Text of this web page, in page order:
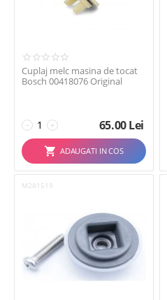
Cuplaj melc masina de tocat
Bosch 00418076 Original
+
− 65.00Lei
ADAUGATI IN COS
M281519